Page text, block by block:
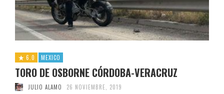
6.0 MEXICO
TORO DE OSBORNE CÓRDOBA-VERACRUZ
JULIO ALAMO 26 NOVIEMBRE, 2019